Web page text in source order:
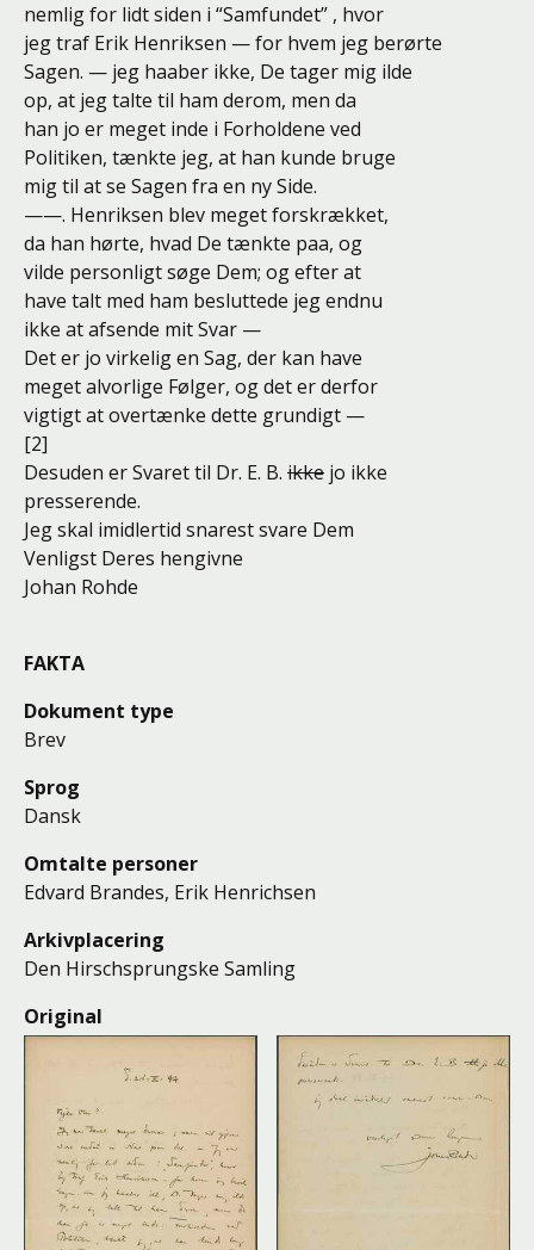
nemlig for lidt siden i “Samfundet” , hvor
jeg traf Erik Henriksen — for hvem jeg berørte
Sagen. — jeg haaber ikke, De tager mig ilde
op, at jeg talte til ham derom, men da
han jo er meget inde i Forholdene ved
Politiken, tænkte jeg, at han kunde bruge
mig til at se Sagen fra en ny Side.
——. Henriksen blev meget forskrækket,
da han hørte, hvad De tænkte paa, og
vilde personligt søge Dem; og efter at
have talt med ham besluttede jeg endnu
ikke at afsende mit Svar —
Det er jo virkelig en Sag, der kan have
meget alvorlige Følger, og det er derfor
vigtigt at overtænke dette grundigt —
[2]
Desuden er Svaret til Dr. E. B. ikke jo ikke
presserende.
Jeg skal imidlertid snarest svare Dem
Venligst Deres hengivne
Johan Rohde
FAKTA
Dokument type
Brev
Sprog
Dansk
Omtalte personer
Edvard Brandes, Erik Henrichsen
Arkivplacering
Den Hirschsprungske Samling
Original